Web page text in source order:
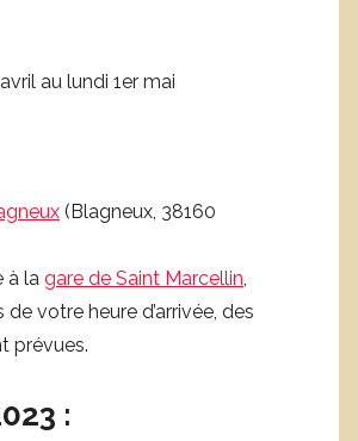
au lundi 1er mai
(Blagneux, 38160
à la gare de Saint Marcellin,
votre heure d’arrivée, des
prévues.
: